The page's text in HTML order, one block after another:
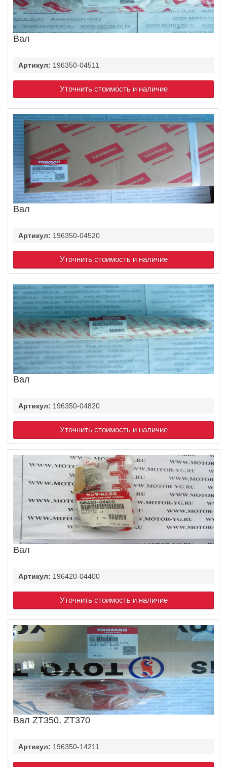
Вал
Артикул: 196350-04511
Уточнить стоимость и наличие
Вал
Артикул: 196350-04520
Уточнить стоимость и наличие
Вал
Артикул: 196350-04820
Уточнить стоимость и наличие
Вал
Артикул: 196420-04400
Уточнить стоимость и наличие
Вал ZT350, ZT370
Артикул: 196350-14211